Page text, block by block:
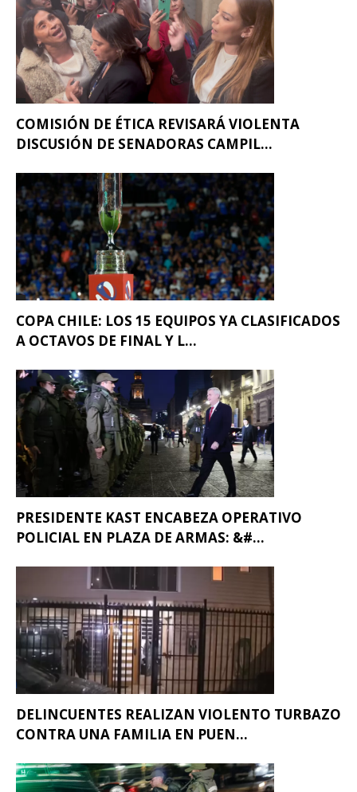
COMISIÓN DE ÉTICA REVISARÁ VIOLENTA
DISCUSIÓN DE SENADORAS CAMPIL...
COPA CHILE: LOS 15 EQUIPOS YA CLASIFICADOS
A OCTAVOS DE FINAL Y L...
PRESIDENTE KAST ENCABEZA OPERATIVO
POLICIAL EN PLAZA DE ARMAS: &#...
DELINCUENTES REALIZAN VIOLENTO TURBAZO
CONTRA UNA FAMILIA EN PUEN...